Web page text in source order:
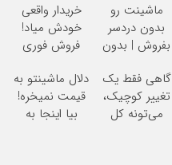
ماشینت رو
بدون دردسر
بفروش | بدون
خریدار واقعی
خودش میاد!
فروش فوری
مکانیک
گاهی فقط یک
تغییر کوچیک،
می‌تونه کل
دلال ماشینتو به
قیمت نمیخره!
بیا اینجا به